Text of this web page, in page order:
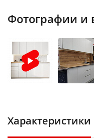
Фотографии и
Характеристики